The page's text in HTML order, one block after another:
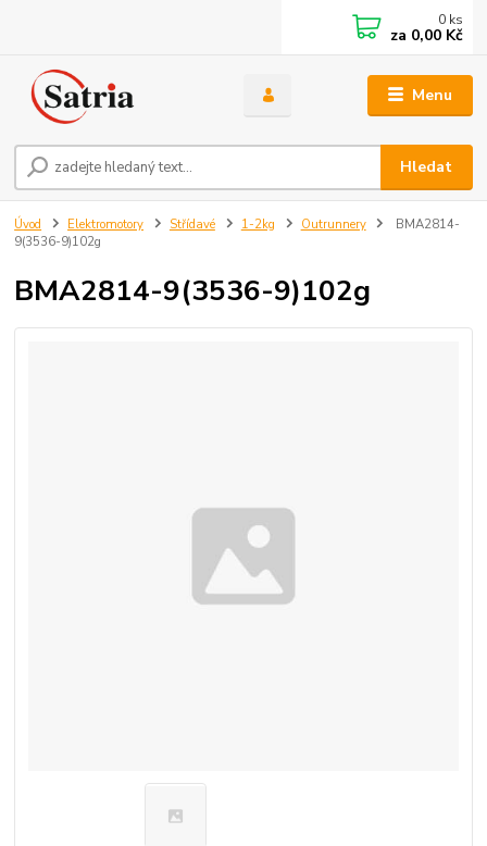
Menu
Hledat
0 ks
za 0,00 Kč
Úvod Elektromotory Střídavé 1-2kg Outrunnery
BMA2814-
9(3536-9)102g
BMA2814-9(3536-9)102g